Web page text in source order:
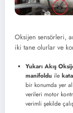
Oksijen sensörleri,
iki tane olurlar ve
Yukarı Akış
manifoldu ile
bir konumda yer
verileri motor
verimli şekilde